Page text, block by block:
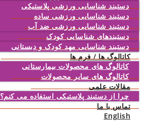
دستبند شناسایی ورزشی پلاستیکی
دستبند شناسایی ورزشی ساده
دستبند شناسایی ورزشی ضد آب
دستبندهای شناسایی کودک
دستبند شناسایی مهد کودک و دبستانی
کاتالوگ ها / فرم ها
کاتالوگ های محصولات بیمارستانی
کاتالوگ های سایر محصولات
مقالات علمی
چرا از دستبند پلاستیکی استفاده می کنم؟
تماس با ما
English